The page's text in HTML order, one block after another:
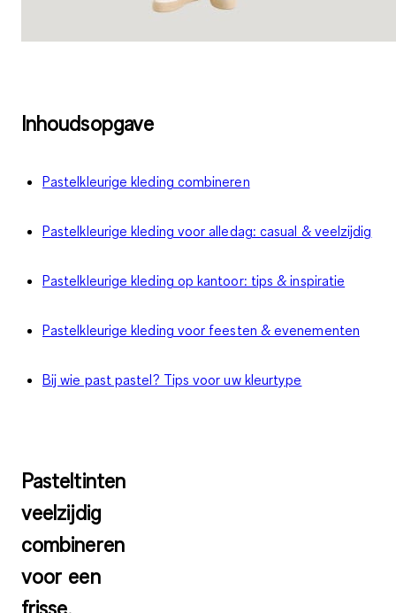
Inhoudsopgave
Pastelkleurige kleding combineren
Pastelkleurige kleding voor alledag: casual & veelzijdig
Pastelkleurige kleding op kantoor: tips & inspiratie
Pastelkleurige kleding voor feesten & evenementen
Bij wie past pastel? Tips voor uw kleurtype
Pasteltinten
veelzijdig
combineren
voor een